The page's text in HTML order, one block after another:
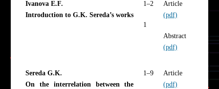
Ivanova E.F.
Introduction to G.K. Sereda’s works
1–2
1
Article
(pdf)
Abstract
(pdf)
Sereda G.K.
On the interrelation between the
1–9
Article
(pdf)